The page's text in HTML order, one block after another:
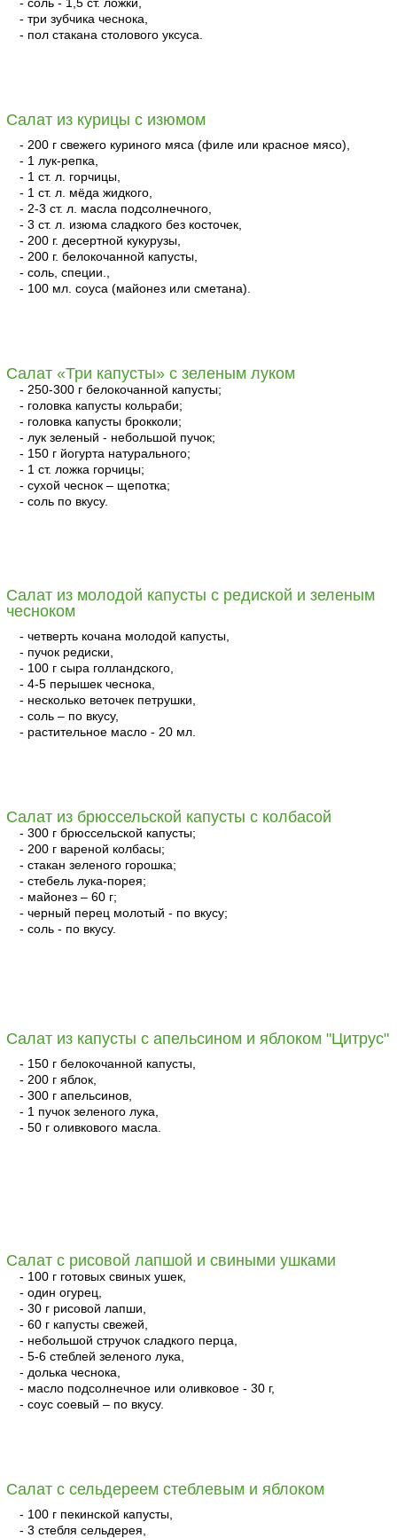
- три зубчика чеснока,
- пол стакана столового уксуса.
Салат из курицы с изюмом
- 200 г свежего куриного мяса (филе или красное мясо),
- 1 лук-репка,
- 1 ст. л. горчицы,
- 1 ст. л. мёда жидкого,
- 2-3 ст. л. масла подсолнечного,
- 3 ст. л. изюма сладкого без косточек,
- 200 г. десертной кукурузы,
- 200 г. белокочанной капусты,
- соль, специи.,
- 100 мл. соуса (майонез или сметана).
Салат «Три капусты» с зеленым луком
- 250-300 г белокочанной капусты;
- головка капусты кольраби;
- головка капусты брокколи;
- лук зеленый - небольшой пучок;
- 150 г йогурта натурального;
- 1 ст. ложка горчицы;
- сухой чеснок – щепотка;
- соль по вкусу.
Салат из молодой капусты с редиской и зеленым
чесноком
- четверть кочана молодой капусты,
- пучок редиски,
- 100 г сыра голландского,
- 4-5 перышек чеснока,
- несколько веточек петрушки,
- соль – по вкусу,
- растительное масло - 20 мл.
Салат из брюссельской капусты с колбасой
- 300 г брюссельской капусты;
- 200 г вареной колбасы;
- стакан зеленого горошка;
- стебель лука-порея;
- майонез – 60 г;
- черный перец молотый - по вкусу;
- соль - по вкусу.
Салат из капусты с апельсином и яблоком "Цитрус"
- 150 г белокочанной капусты,
- 200 г яблок,
- 300 г апельсинов,
- 1 пучок зеленого лука,
- 50 г оливкового масла.
Салат с рисовой лапшой и свиными ушками
- 100 г готовых свиных ушек,
- один огурец,
- 30 г рисовой лапши,
- 60 г капусты свежей,
- небольшой стручок сладкого перца,
- 5-6 стеблей зеленого лука,
- долька чеснока,
- масло подсолнечное или оливковое - 30 г,
- соус соевый – по вкусу.
Салат с сельдереем стеблевым и яблоком
- 100 г пекинской капусты,
- 3 стебля сельдерея,